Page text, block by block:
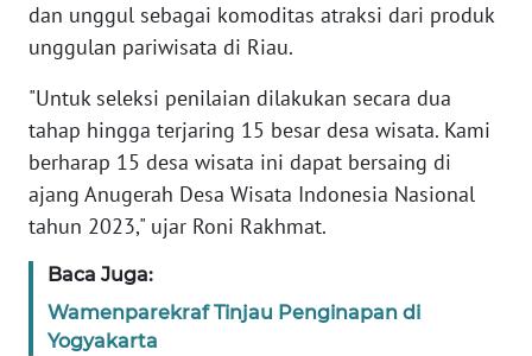
dan unggul sebagai komoditas atraksi dari produk
unggulan pariwisata di Riau.
"Untuk seleksi penilaian dilakukan secara dua
tahap hingga terjaring 15 besar desa wisata. Kami
berharap 15 desa wisata ini dapat bersaing di
ajang Anugerah Desa Wisata Indonesia Nasional
tahun 2023," ujar Roni Rakhmat.
Baca Juga:
Wamenparekraf Tinjau Penginapan di
Yogyakarta
TAMBANG
JURNAL
MARITIM
FISUELRI
BERKAT
NEWS